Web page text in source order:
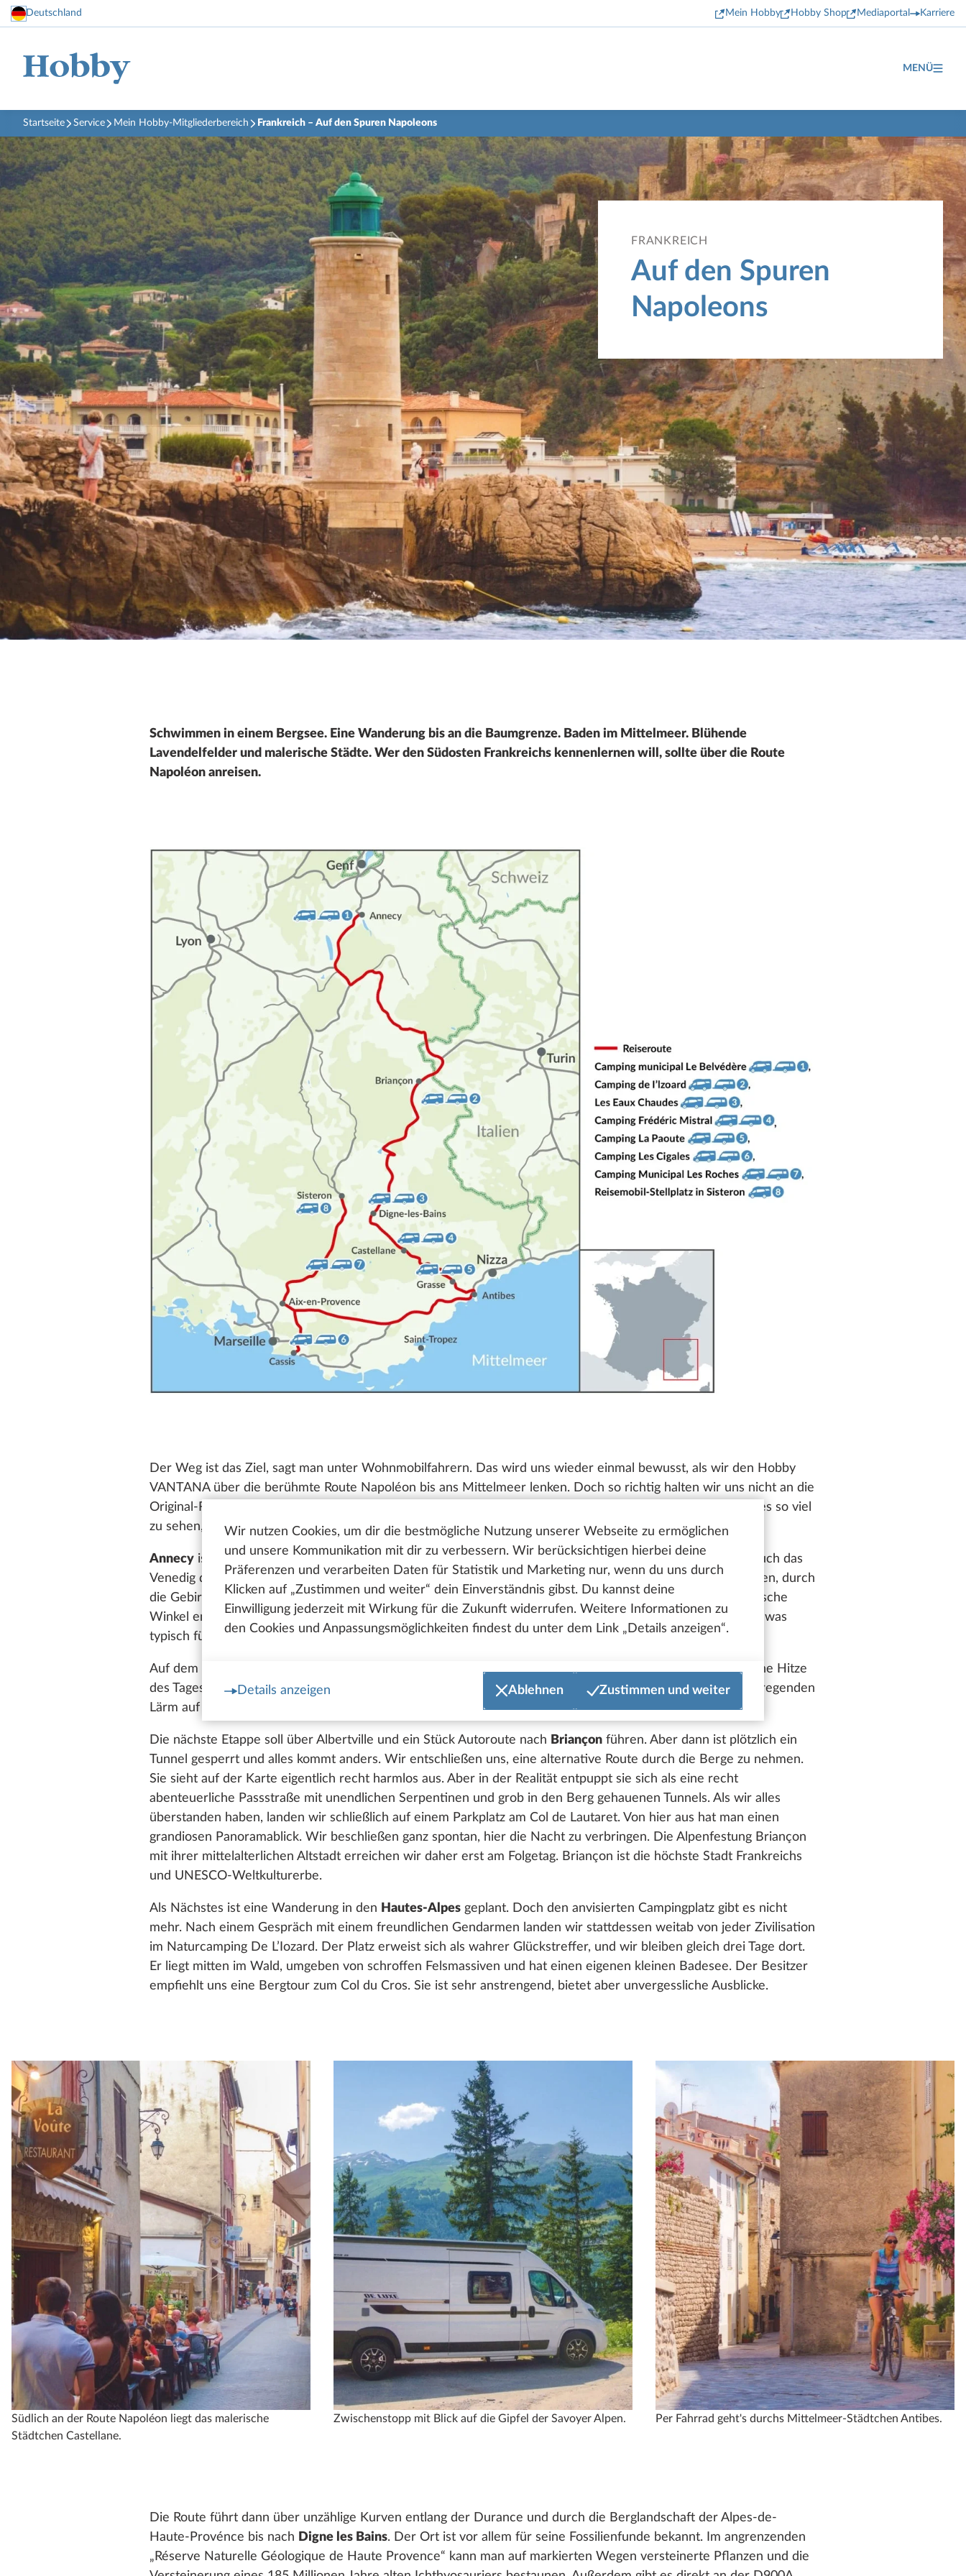
Wir nutzen Cookies, um dir die bestmögliche Nutzung unserer Webseite zu ermöglichen
und unsere Kommunikation mit dir zu verbessern. Wir berücksichtigen hierbei deine
Präferenzen und verarbeiten Daten für Statistik und Marketing nur, wenn du uns durch
Klicken auf „Zustimmen und weiter“ dein Einverständnis gibst. Du kannst deine
Einwilligung jederzeit mit Wirkung für die Zukunft widerrufen. Weitere Informationen zu
den Cookies und Anpassungsmöglichkeiten findest du unter dem Link „Details anzeigen“.
Details anzeigen Ablehnen Zustimmen und weiter
Deutschland Mein Hobby Hobby Shop Mediaportal Karriere
MENÜ
Startseite Service Mein Hobby-Mitgliederbereich Frankreich – Auf den Spuren Napoleons
FRANKREICH
Auf den Spuren
Napoleons
Schwimmen in einem Bergsee. Eine Wanderung bis an die Baumgrenze. Baden im Mittelmeer. Blühende
Lavendelfelder und malerische Städte. Wer den Südosten Frankreichs kennenlernen will, sollte über die Route
Napoléon anreisen.
Der Weg ist das Ziel, sagt man unter Wohnmobilfahrern. Das wird uns wieder einmal bewusst, als wir den Hobby
VANTANA über die berühmte Route Napoléon bis ans Mittelmeer lenken. Doch so richtig halten wir uns nicht an die
Original-Route, denn in den Alpes de Savoie und den südlich angrenzenden Alpes-de-Haute-Provence gibt es so viel
zu sehen, dass sich ein paar spontane Abstecher gar nicht vermeiden lassen.
Annecy ist das erste Highlight und der Auftakt unserer Reise. Man nennt die Stadt am gleichnamigen See auch das
Venedig der Alpen. Nicht ohne Grund: Der gepflegte alte Stadtkern wird von zahlreichen Kanälen durchzogen, durch
die Gebirgsbäche zum See fließen. Man kann hier über alte Steinbrücken spazieren und immer neue malerische
Winkel entdecken. Die Küche ist französisch und wie üblich in Frankreich steht vor allem das auf der Karte, was
typisch für die Region ist.
Auf dem malerisch an einem Hang über der Stadt gelegenen Camping Municipal endet dann die sommerliche Hitze
des Tages mit einem energischen Gewitter. Die recht großen Hagelkörner machen zwar einen Besorgnis erregenden
Lärm auf dem Fahrzeugdach, aber der VANTANA steckt sie Gott sei Dank ohne erkennbare Spuren weg.
Die nächste Etappe soll über Albertville und ein Stück Autoroute nach Briançon führen. Aber dann ist plötzlich ein
Tunnel gesperrt und alles kommt anders. Wir entschließen uns, eine alternative Route durch die Berge zu nehmen.
Sie sieht auf der Karte eigentlich recht harmlos aus. Aber in der Realität entpuppt sie sich als eine recht
abenteuerliche Passstraße mit unendlichen Serpentinen und grob in den Berg gehauenen Tunnels. Als wir alles
überstanden haben, landen wir schließlich auf einem Parkplatz am Col de Lautaret. Von hier aus hat man einen
grandiosen Panoramablick. Wir beschließen ganz spontan, hier die Nacht zu verbringen. Die Alpenfestung Briançon
mit ihrer mittelalterlichen Altstadt erreichen wir daher erst am Folgetag. Briançon ist die höchste Stadt Frankreichs
und UNESCO-Weltkulturerbe.
Als Nächstes ist eine Wanderung in den Hautes-Alpes geplant. Doch den anvisierten Campingplatz gibt es nicht
mehr. Nach einem Gespräch mit einem freundlichen Gendarmen landen wir stattdessen weitab von jeder Zivilisation
im Naturcamping De L’Iozard. Der Platz erweist sich als wahrer Glückstreffer, und wir bleiben gleich drei Tage dort.
Er liegt mitten im Wald, umgeben von schroffen Felsmassiven und hat einen eigenen kleinen Badesee. Der Besitzer
empfiehlt uns eine Bergtour zum Col du Cros. Sie ist sehr anstrengend, bietet aber unvergessliche Ausblicke.
Südlich an der Route Napoléon liegt das malerische
Städtchen Castellane.
Zwischenstopp mit Blick auf die Gipfel der Savoyer Alpen. Per Fahrrad geht's durchs Mittelmeer-Städtchen Antibes.
Die Route führt dann über unzählige Kurven entlang der Durance und durch die Berglandschaft der Alpes-de-
Haute-Provénce bis nach Digne les Bains. Der Ort ist vor allem für seine Fossilienfunde bekannt. Im angrenzenden
„Réserve Naturelle Géologique de Haute Provence“ kann man auf markierten Wegen versteinerte Pflanzen und die